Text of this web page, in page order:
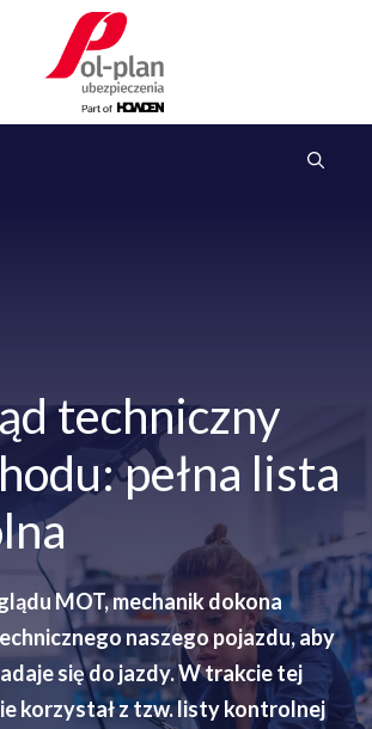
techniczny
pełna lista
MOT, mechanik dokona
naszego pojazdu, aby
się do jazdy. W trakcie tej
korzystał z tzw. listy kontrolnej